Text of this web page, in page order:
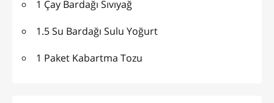
1 Çay Bardağı Sıvıyağ
1.5 Su Bardağı Sulu Yoğurt
1 Paket Kabartma Tozu